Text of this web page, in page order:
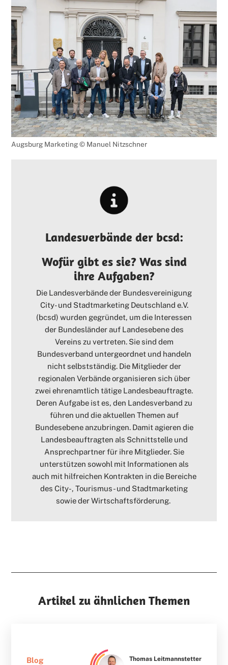
Augsburg Marketing © Manuel Nitzschner
Landesverbände der bcsd:
Wofür gibt es sie? Was sind
ihre Aufgaben?
Die Landesverbände der Bundesvereinigung
City- und Stadtmarketing Deutschland e.V.
(bcsd) wurden gegründet, um die Interessen
der Bundesländer auf Landesebene des
Vereins zu vertreten. Sie sind dem
Bundesverband untergeordnet und handeln
nicht selbstständig. Die Mitglieder der
regionalen Verbände organisieren sich über
zwei ehrenamtlich tätige Landesbeauftragte.
Deren Aufgabe ist es, den Landesverband zu
führen und die aktuellen Themen auf
Bundesebene anzubringen. Damit agieren die
Landesbeauftragten als Schnittstelle und
Ansprechpartner für ihre Mitglieder. Sie
unterstützen sowohl mit Informationen als
auch mit hilfreichen Kontrakten in die Bereiche
des City-, Tourismus- und Stadtmarketing
sowie der Wirtschaftsförderung.
Artikel zu ähnlichen Themen
Blog Thomas Leitmannstetter